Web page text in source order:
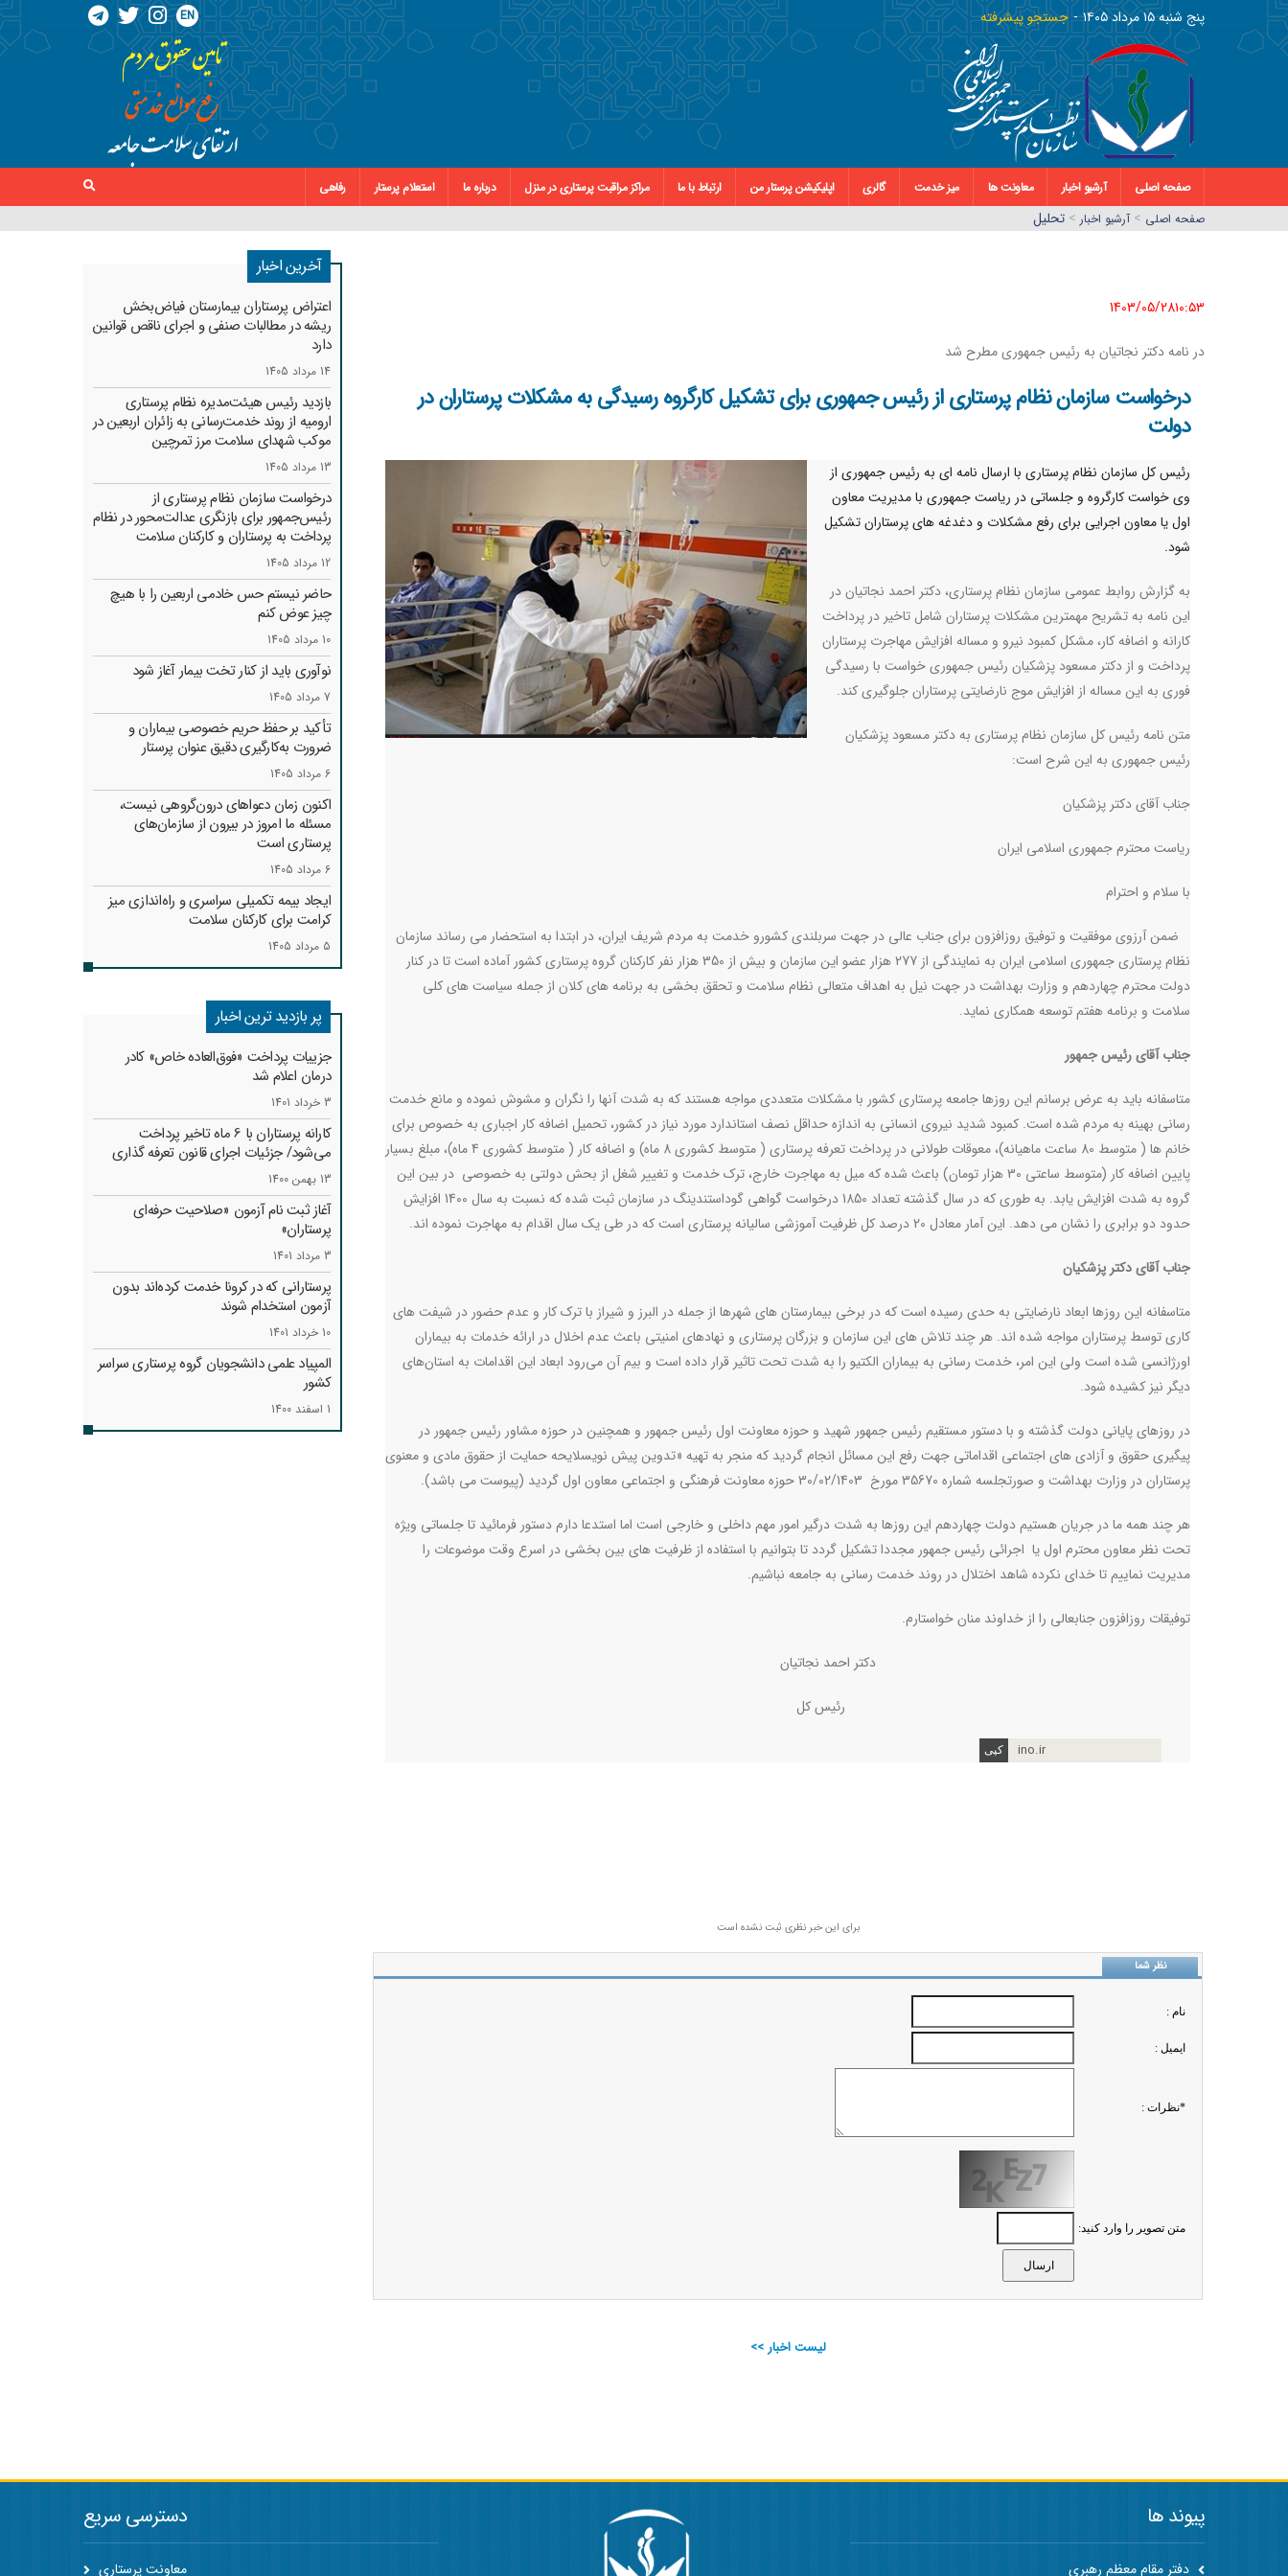
پنج شنبه ١٥ مرداد ١٤٠٥ جستجو پیشرفته EN
صفحه اصلی آرشیو اخبار معاونت ها میز خدمت گالری اپلیکیشن پرستار من ارتباط با ما مراکز مراقبت پرستاری در منزل درباره ما استعلام پرستار
رفاهی
صفحه اصلي > آرشیو اخبار > تحلیل
1403/05/28١٠:٥٣
در نامه دکتر نجاتیان به رئیس جمهوری مطرح شد
درخواست سازمان نظام پرستاری از رئیس جمهوری برای تشکیل کارگروه رسیدگی به مشکلات پرستاران در
دولت
رئیس کل سازمان نظام پرستاری با ارسال نامه ای به رئیس جمهوری از
وی خواست کارگروه و جلساتی در ریاست جمهوری با مدیریت معاون
اول یا معاون اجرایی برای رفع مشکلات و دغدغه های پرستاران تشکیل
شود.
به گزارش روابط عمومی سازمان نظام پرستاری، دکتر احمد نجاتیان در
این نامه به تشریح مهمترین مشکلات پرستاران شامل تاخیر در پرداخت
کارانه و اضافه کار، مشکل کمبود نیرو و مساله افزایش مهاجرت پرستاران
پرداخت و از دکتر مسعود پزشکیان رئیس جمهوری خواست با رسیدگی
فوری به این مساله از افزایش موج نارضایتی پرستاران جلوگیری کند.
متن نامه رئیس کل سازمان نظام پرستاری به دکتر مسعود پزشکیان
رئیس جمهوری به این شرح است:
جناب آقای دکتر پزشکیان
ریاست محترم جمهوری اسلامی ایران
با سلام و احترام
ضمن آرزوی موفقیت و توفیق روزافزون برای جناب عالی در جهت سربلندی کشورو خدمت به مردم شریف ایران، در ابتدا به استحضار می رساند سازمان
نظام پرستاری جمهوری اسلامی ایران به نمایندگی از 277 هزار عضو این سازمان و بیش از 350 هزار نفر کارکنان گروه پرستاری کشور آماده است تا در کنار
دولت محترم چهاردهم و وزارت بهداشت در جهت نیل به اهداف متعالی نظام سلامت و تحقق بخشی به برنامه های کلان از جمله سیاست های کلی
سلامت و برنامه هفتم توسعه همکاری نماید.
جناب آقای رئیس جمهور
متاسفانه باید به عرض برسانم این روزها جامعه پرستاری کشور با مشکلات متعددی مواجه هستند که به شدت آنها را نگران و مشوش نموده و مانع خدمت
رسانی بهینه به مردم شده است. کمبود شدید نیروی انسانی به اندازه حداقل نصف استاندارد مورد نیاز در کشور، تحمیل اضافه کار اجباری به خصوص برای
خانم ها ( متوسط 80 ساعت ماهیانه)، معوقات طولانی در پرداخت تعرفه پرستاری ( متوسط کشوری 8 ماه) و اضافه کار ( متوسط کشوری 4 ماه)، مبلغ بسیار
پایین اضافه کار (متوسط ساعتی 30 هزار تومان) باعث شده که میل به مهاجرت خارج، ترک خدمت و تغییر شغل از بحش دولتی به خصوصی در بین این
گروه به شدت افزایش یابد. به طوری که در سال گذشته تعداد 1850 درخواست گواهی گوداستندینگ در سازمان ثبت شده که نسبت به سال 1400 افزایش
حدود دو برابری را نشان می دهد. این آمار معادل 20 درصد کل ظرفیت آموزشی سالیانه پرستاری است که در طی یک سال اقدام به مهاجرت نموده اند
.
جناب آقای دکتر پزشکیان
متاسفانه این روزها ابعاد نارضایتی به حدی رسیده است که در برخی بیمارستان های شهرها از جمله در البرز و شیراز با ترک کار و عدم حضور در شیفت های
کاری توسط پرستاران مواجه شده اند. هر چند تلاش های این سازمان و بزرگان پرستاری و نهادهای امنیتی باعث عدم اخلال در ارائه خدمات به بیماران
اورژانسی شده است ولی این امر، خدمت رسانی به بیماران الکتیو را به شدت تحت تاثیر قرار داده است و بیم آن می‌رود ابعاد این اقدامات به استان‌های
دیگر نیز کشیده شود.
در روزهای پایانی دولت گذشته و با دستور مستقیم رئیس جمهور شهید و حوزه معاونت اول رئیس جمهور و همچنین در حوزه مشاور رئیس جمهور در
پیگیری حقوق و آزادی های اجتماعی اقداماتی جهت رفع این مسائل انجام گردید که منجر به تهیه «تدوین پیش نویسلایحه حمایت از حقوق مادی و معنوی
پرستاران در وزارت بهداشت و صورتجلسه شماره 35670 مورخ 30/02/1403 حوزه معاونت فرهنگی و اجتماعی معاون اول گردید (پیوست می باشد)
.
هر چند همه ما در جریان هستیم دولت چهاردهم این روزها به شدت درگیر امور مهم داخلی و خارجی است اما استدعا دارم دستور فرمائید تا جلساتی ویژه
تحت نظر معاون محترم اول یا اجرائی رئیس جمهور مجددا تشکیل گردد تا بتوانیم با استفاده از ظرفیت های بین بخشی در اسرع وقت موضوعات را
مدیریت نماییم تا خدای نکرده شاهد اختلال در روند خدمت رسانی به جامعه نباشیم.
توفیقات روزافزون جنابعالی را از خداوند منان خواستارم.
دکتر احمد نجاتیان
رئیس کل
ino.ir
برای این خبر نظری ثبت نشده است
نظر شما
نام :
ايميل :
*نظرات :
متن تصویر را وارد کنید:
لیست اخبار >>
آخرین اخبار
اعتراض پرستاران بیمارستان فیاض‌بخش
ریشه در مطالبات صنفی و اجرای ناقص قوانین
دارد
14 مرداد 1405
بازدید رئیس هیئت‌مدیره نظام پرستاری
ارومیه از روند خدمت‌رسانی به زائران اربعین در
موکب شهدای سلامت مرز تمرچین
13 مرداد 1405
درخواست سازمان نظام پرستاری از
رئیس‌جمهور برای بازنگری عدالت‌محور در نظام
پرداخت به پرستاران و کارکنان سلامت
12 مرداد 1405
حاضر نیستم حس خادمی اربعین را با هیچ
چیز عوض کنم
10 مرداد 1405
نوآوری باید از کنار تخت بیمار آغاز شود
7 مرداد 1405
تأکید بر حفظ حریم خصوصی بیماران و
ضرورت به‌کارگیری دقیق عنوان پرستار
6 مرداد 1405
اکنون زمان دعواهای درون‌گروهی نیست،
مسئله ما امروز در بیرون از سازمان‌های
پرستاری است
6 مرداد 1405
ایجاد بیمه تکمیلی سراسری و راه‌اندازی میز
کرامت برای کارکنان سلامت
5 مرداد 1405
پر بازدید ترین اخبار
جزییات پرداخت «فوق‌العاده خاص» کادر
درمان اعلام شد
3 خرداد 1401
کارانه‌ پرستاران با 6 ماه تاخیر پرداخت
می‌شود/ جزئیات اجرای قانون تعرفه گذاری
13 بهمن 1400
آغاز ثبت نام آزمون «صلاحیت حرفه‌ای
پرستاران»
3 مرداد 1401
پرستارانی که در کرونا خدمت کرد‌ه‌اند بدون
آزمون استخدام شوند
10 خرداد 1401
المپیاد علمی دانشجویان گروه پرستاری سراسر
کشور
1 اسفند 1400
پیوند ها
دفتر مقام معظم رهبری
دسترسی سریع
معاونت پرستاری